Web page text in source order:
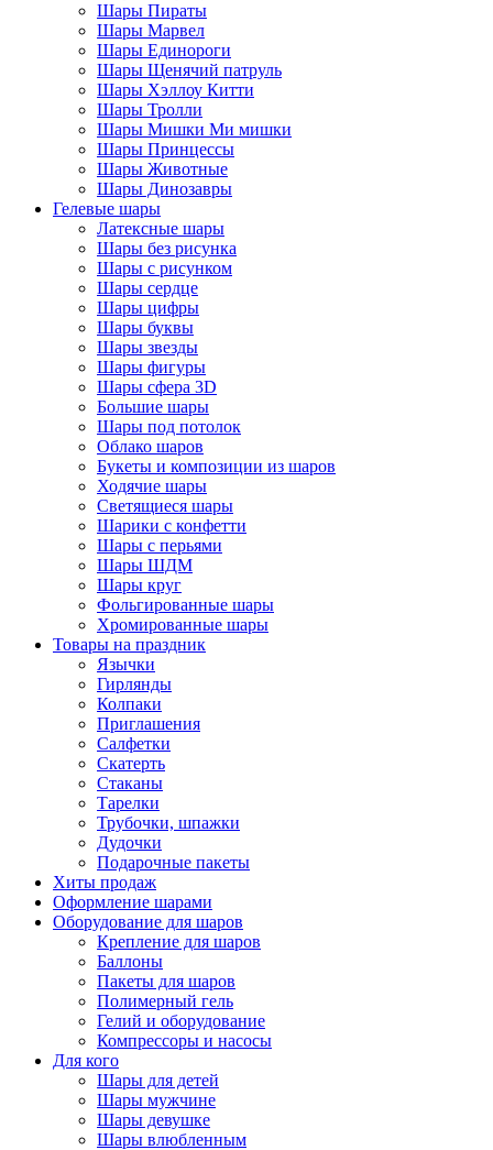
Шары Пираты
Шары Марвел
Шары Единороги
Шары Щенячий патруль
Шары Хэллоу Китти
Шары Тролли
Шары Мишки Ми мишки
Шары Принцессы
Шары Животные
Шары Динозавры
Гелевые шары
Латексные шары
Шары без рисунка
Шары с рисунком
Шары сердце
Шары цифры
Шары буквы
Шары звезды
Шары фигуры
Шары сфера 3D
Большие шары
Шары под потолок
Облако шаров
Букеты и композиции из шаров
Ходячие шары
Светящиеся шары
Шарики с конфетти
Шары с перьями
Шары ШДМ
Шары круг
Фольгированные шары
Хромированные шары
Товары на праздник
Язычки
Гирлянды
Колпаки
Приглашения
Салфетки
Скатерть
Стаканы
Тарелки
Трубочки, шпажки
Дудочки
Подарочные пакеты
Хиты продаж
Оформление шарами
Оборудование для шаров
Крепление для шаров
Баллоны
Пакеты для шаров
Полимерный гель
Гелий и оборудование
Компрессоры и насосы
Для кого
Шары для детей
Шары мужчине
Шары девушке
Шары влюбленным